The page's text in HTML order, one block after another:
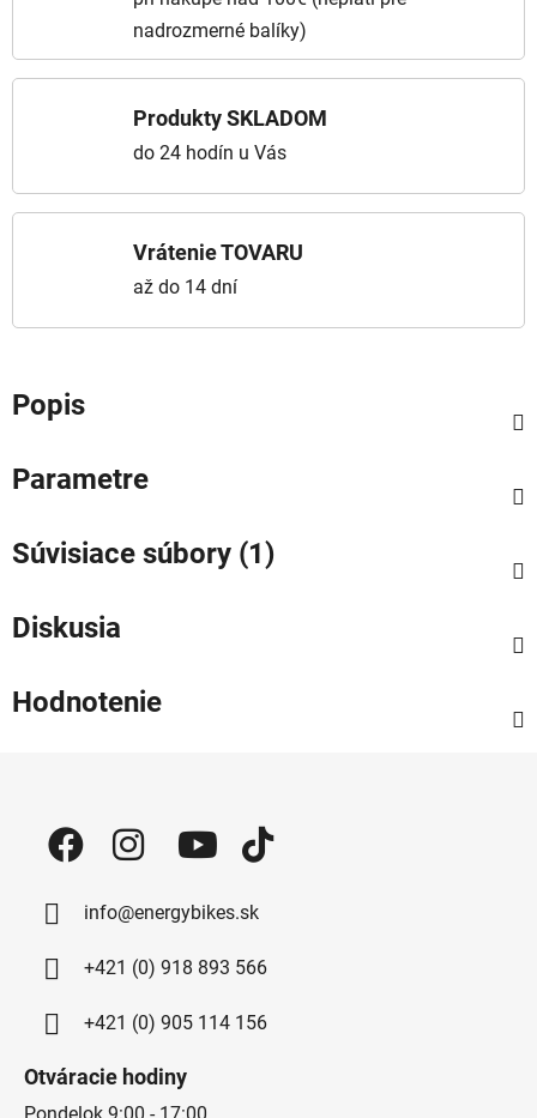
nadrozmerné balíky)
Produkty SKLADOM
do 24 hodín u Vás
Vrátenie TOVARU
až do 14 dní
Popis
Parametre
Súvisiace súbory (1)
Diskusia
Hodnotenie
info@energybikes.sk
+421 (0) 918 893 566
+421 (0) 905 114 156
Otváracie hodiny
Pondelok 9:00 - 17:00